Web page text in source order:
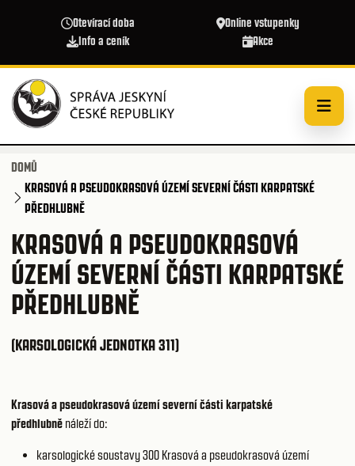
Otevírací doba
Online vstupenky
Info a ceník
Akce
DOMŮ
KRASOVÁ A PSEUDOKRASOVÁ ÚZEMÍ SEVERNÍ ČÁSTI KARPATSKÉ
PŘEDHLUBNĚ
KRASOVÁ A PSEUDOKRASOVÁ
ÚZEMÍ SEVERNÍ ČÁSTI KARPATSKÉ
PŘEDHLUBNĚ
(KARSOLOGICKÁ JEDNOTKA 311)
Krasová a pseudokrasová území severní části karpatské
předhlubně náleží do:
karsologické soustavy 300 Krasová a pseudokrasová území